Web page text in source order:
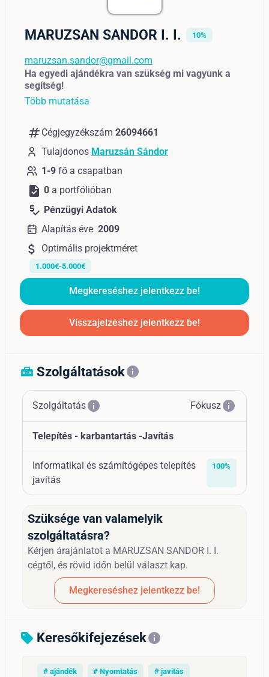
MARUZSAN SANDOR I. I. 10%
maruzsan.sandor@gmail.com
Ha egyedi ajándékra van szükség mi vagyunk a
segítség!
Több mutatása
numbers Cégjegyzékszám 26094661
Tulajdonos Maruzsán Sándor
1-9 fő a csapatban
task 0 a portfólióban
price_check Pénzügyi Adatok
Alapítás éve 2009
attach_money Optimális projektméret
1.000€-5.000€
Megkereséshez jelentkezz be!
Visszajelzéshez jelentkezz be!
home_repair_service Szolgáltatásokinfo
Szolgáltatásinfo Fókuszinfo
Telepítés - karbantartás -Javítás
Informatikai és számítógépes telepítés
javítás
100%
Szüksége van valamelyik
szolgáltatásra?
Kérjen árajánlatot a MARUZSAN SANDOR I. I.
cégtől, és rövid időn belül választ kap.
Megkereséshez jelentkezz be!
sell Keresőkifejezésekinfo
# ajándék # Nyomtatás # javitás